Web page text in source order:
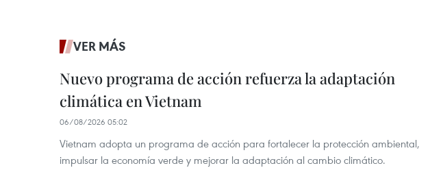
VER MÁS
Nuevo programa de acción refuerza la adaptación
climática en Vietnam
06/08/2026 05:02
Vietnam adopta un programa de acción para fortalecer la protección ambiental,
impulsar la economía verde y mejorar la adaptación al cambio climático.